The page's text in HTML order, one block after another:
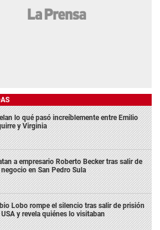
lo qué pasó increíblemente entre Emilio
y Virginia
a empresario Roberto Becker tras salir de
en San Pedro Sula
Lobo rompe el silencio tras salir de prisión
USA y revela quiénes lo visitaban